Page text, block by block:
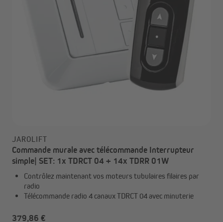
JAROLIFT
Commande murale avec télécommande Interrupteur
simple| SET: 1x TDRCT 04 + 14x TDRR 01W
Contrôlez maintenant vos moteurs tubulaires filaires par
radio
Télécommande radio 4 canaux TDRCT 04 avec minuterie
379,86 €